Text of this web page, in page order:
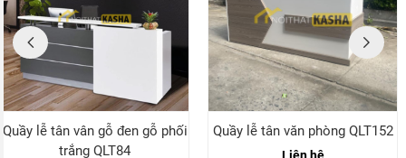
Quầy lễ tân vân gỗ đen gỗ phối
trắng QLT84
Quầy lễ tân văn phòng QLT152